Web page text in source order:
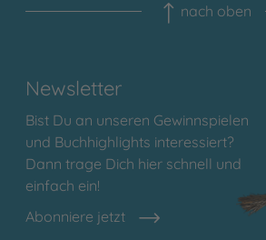
nach oben
Newsletter
Bist Du an unseren Gewinnspielen
und Buchhighlights interessiert?
Dann trage Dich hier schnell und
einfach ein!
Abonniere jetzt